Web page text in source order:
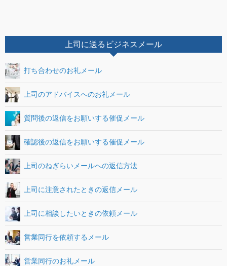
上司に送るビジネスメール
打ち合わせのお礼メール
上司のアドバイスへのお礼メール
質問後の返信をお願いする催促メール
確認後の返信をお願いする催促メール
上司のねぎらいメールへの返信方法
上司に注意されたときの返信メール
上司に相談したいときの依頼メール
営業同行を依頼するメール
営業同行のお礼メール